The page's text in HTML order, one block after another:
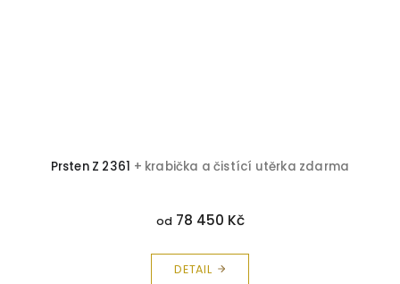
Prsten Z 2361 + krabička a čistící utěrka zdarma
od78 450 Kč
DETAIL